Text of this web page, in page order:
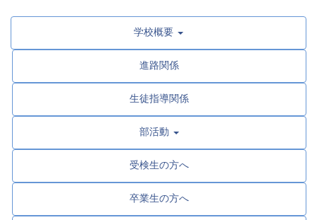
学校概要
進路関係
生徒指導関係
部活動
受検生の方へ
卒業生の方へ